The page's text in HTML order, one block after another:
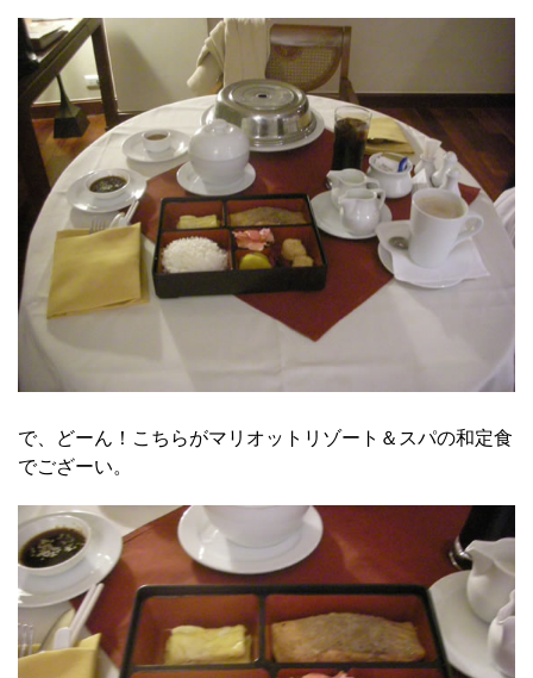
で、どーん！こちらがマリオットリゾート＆スパの和定食
でござーい。